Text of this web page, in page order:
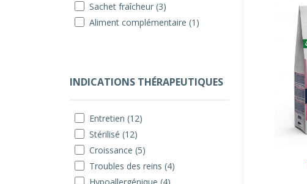
Sachet fraîcheur (3)
Aliment complémentaire (1)
INDICATIONS THÉRAPEUTIQUES
Entretien (12)
Stérilisé (12)
Croissance (5)
Troubles des reins (4)